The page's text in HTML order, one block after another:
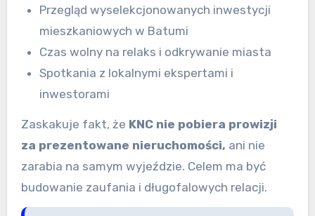
Przegląd wyselekcjonowanych inwestycji
mieszkaniowych w Batumi
Czas wolny na relaks i odkrywanie miasta
Spotkania z lokalnymi ekspertami i
inwestorami
Zaskakuje fakt, że KNC nie pobiera prowizji
za prezentowane nieruchomości, ani nie
zarabia na samym wyjeździe. Celem ma być
budowanie zaufania i długofalowych relacji.